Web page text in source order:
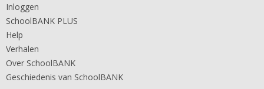
Inloggen
SchoolBANK PLUS
Help
Verhalen
Over SchoolBANK
Geschiedenis van SchoolBANK